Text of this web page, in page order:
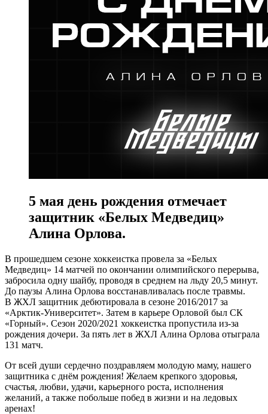
5 мая день рождения отмечает
защитник «Белых Медведиц»
Алина Орлова.
В прошедшем сезоне хоккеистка провела за «Белых
Медведиц» 14 матчей по окончании олимпийского перерыва,
забросила одну шайбу, проводя в среднем на льду 20,5 минут.
До паузы Алина Орлова восстанавливалась после травмы.
В ЖХЛ защитник дебютировала в сезоне 2016/2017 за
«Арктик-Университет». Затем в карьере Орловой был СК
«Горный». Сезон 2020/2021 хоккеистка пропустила из-за
рождения дочери. За пять лет в ЖХЛ Алина Орлова отыграла
131 матч.
От всей души сердечно поздравляем молодую маму, нашего
защитника с днём рождения! Желаем крепкого здоровья,
счастья, любви, удачи, карьерного роста, исполнения
желаний, а также побольше побед в жизни и на ледовых
аренах!